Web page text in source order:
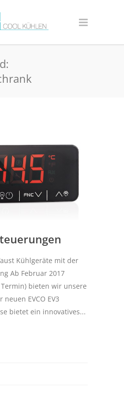
Kühlgeräte mit der
Ab Februar 2017
bieten wir unsere
EVCO EV3
bietet ein innovatives...